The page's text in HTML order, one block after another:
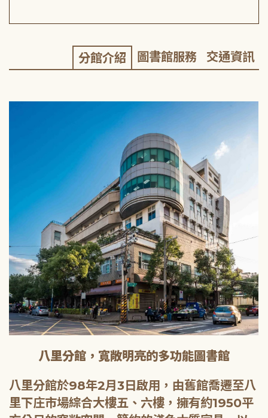
分館介紹 圖書館服務 交通資訊
八里分館，寬敞明亮的多功能圖書館
八里分館於98年2月3日啟用，由舊館喬遷至八
里下庄市場綜合大樓五、六樓，擁有約1950平